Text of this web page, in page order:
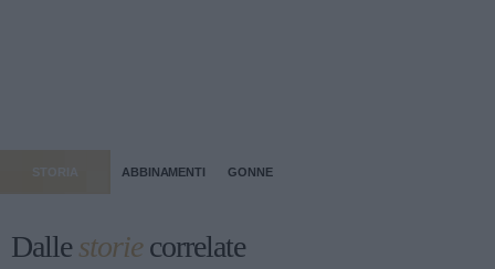
STORIA ABBINAMENTI GONNE
Dallestoriecorrelate